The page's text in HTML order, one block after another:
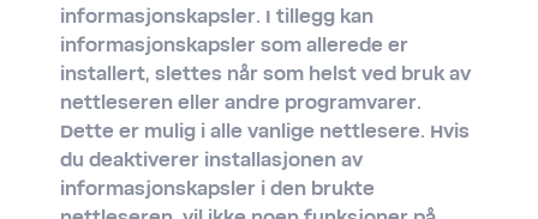
informasjonskapsler. I tillegg kan
informasjonskapsler som allerede er
installert, slettes når som helst ved bruk av
nettleseren eller andre programvarer.
Dette er mulig i alle vanlige nettlesere. Hvis
du deaktiverer installasjonen av
informasjonskapsler i den brukte